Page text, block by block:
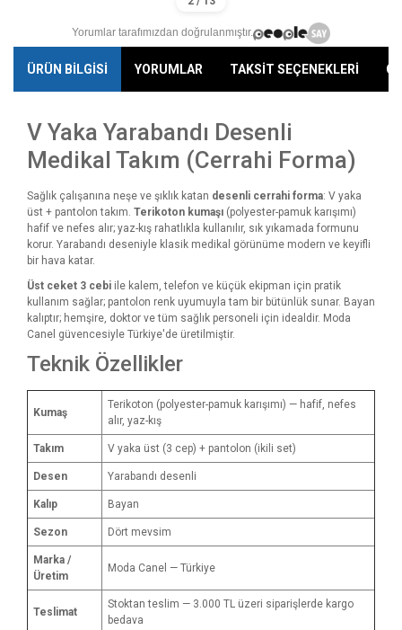
Yorumlar tarafımızdan doğrulanmıştır.
ÜRÜN BİLGİSİ YORUMLAR TAKSİT SEÇENEKLERİ
V Yaka Yarabandı Desenli
Medikal Takım (Cerrahi Forma)
Sağlık çalışanına neşe ve şıklık katan desenli cerrahi forma: V yaka
üst + pantolon takım. Terikoton kumaşı (polyester-pamuk karışımı)
hafif ve nefes alır; yaz-kış rahatlıkla kullanılır, sık yıkamada formunu
korur. Yarabandı deseniyle klasik medikal görünüme modern ve keyifli
bir hava katar.
Üst ceket 3 cebi ile kalem, telefon ve küçük ekipman için pratik
kullanım sağlar; pantolon renk uyumuyla tam bir bütünlük sunar. Bayan
kalıptır; hemşire, doktor ve tüm sağlık personeli için idealdir. Moda
Canel güvencesiyle Türkiye'de üretilmiştir.
Teknik Özellikler
Kumaş
Terikoton (polyester-pamuk karışımı) — hafif, nefes
alır, yaz-kış
Takım V yaka üst (3 cep) + pantolon (ikili set)
Desen Yarabandı desenli
Kalıp Bayan
Sezon Dört mevsim
Marka /
Üretim
Moda Canel — Türkiye
Teslimat
Stoktan teslim — 3.000 TL üzeri siparişlerde kargo
bedava